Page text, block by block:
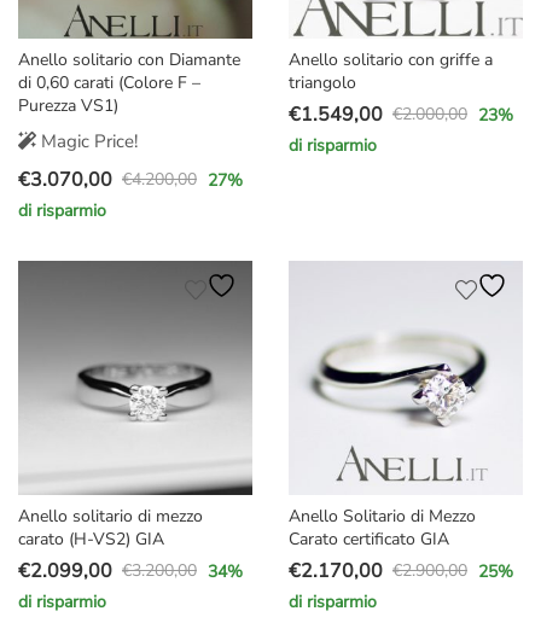
Anello solitario con Diamante
di 0,60 carati (Colore F –
Purezza VS1)
Magic Price!
€4.200,00
Il
prezzo
€3.070,00
Il
prezzo
27%
di risparmio
Anello solitario con griffe a
triangolo
€2.000,00
Il
prezzo
€1.549,00
Il
prezzo
23%
di risparmio
Anello solitario di mezzo
carato (H-VS2) GIA
€3.200,00
Il
€2.099,00
Il
34%
di risparmio
Anello Solitario di Mezzo
Carato certificato GIA
€2.900,00
Il
€2.170,00
Il
25%
di risparmio